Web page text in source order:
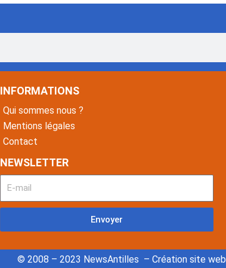
INFORMATIONS
Qui sommes nous ?
Mentions légales
Contact
NEWSLETTER
Envoyer
© 2008 – 2023 NewsAntilles – Création site web